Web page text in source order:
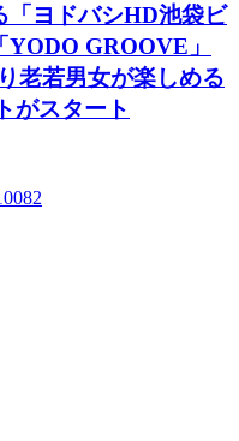
「ヨドバシHD池袋ビ
GROOVE」
老若男女が楽しめる
がスタート